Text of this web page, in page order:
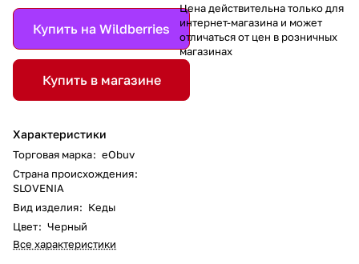
Купить на Wildberries
Купить в магазине
Характеристики
Торговая марка: eObuv
Страна происхождения:
SLOVENIA
Вид изделия: Кеды
Цвет: Черный
Все характеристики
Цена действительна только для
интернет-магазина и может
отличаться от цен в розничных
магазинах